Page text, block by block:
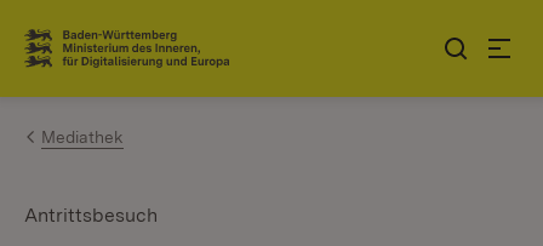
Zum Inhalt springen
Link zur Startseite
Mediathek
Antrittsbesuch